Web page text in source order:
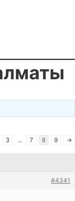
3 ... 7 8 9 →
#4341